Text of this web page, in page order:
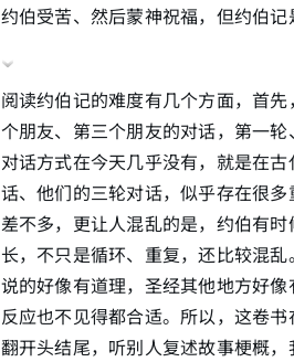
约伯受苦、然后蒙神祝福，但约伯
阅读约伯记的难度有几个方面，首
个朋友、第三个朋友的对话，第一
对话方式在今天几乎没有，就是在
话、他们的三轮对话，似乎存在很
差不多，更让人混乱的是，约伯有
长，不只是循环、重复，还比较混
说的好像有道理，圣经其他地方好
反应也不见得都合适。所以，这卷
翻开头结尾，听别人复述故事梗概